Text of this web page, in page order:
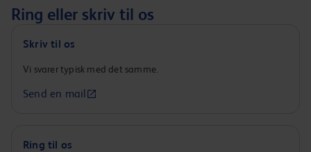
Ring eller skriv til os
Skriv til os
Vi svarer typisk med det samme.
Send en mail
Ring til os